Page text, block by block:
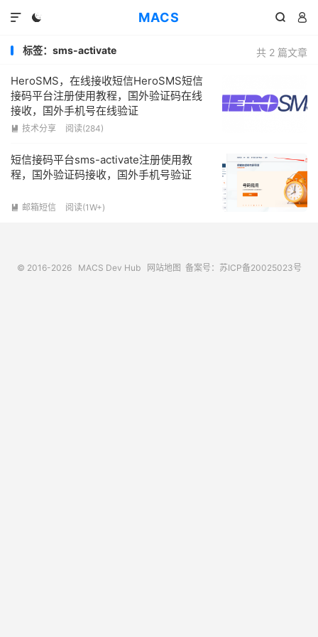
MACS
  

共 2 篇文章
标签：sms-activate
HeroSMS，在线接收短信HeroSMS短信
接码平台注册使用教程，国外验证码在线
接收，国外手机号在线验证
 技术分享 阅读(284)
短信接码平台sms-activate注册使用教
程，国外验证码接收，国外手机号验证
 邮箱短信 阅读(1W+)
© 2016-2026 MACS Dev Hub 网站地图 备案号：苏ICP备20025023号